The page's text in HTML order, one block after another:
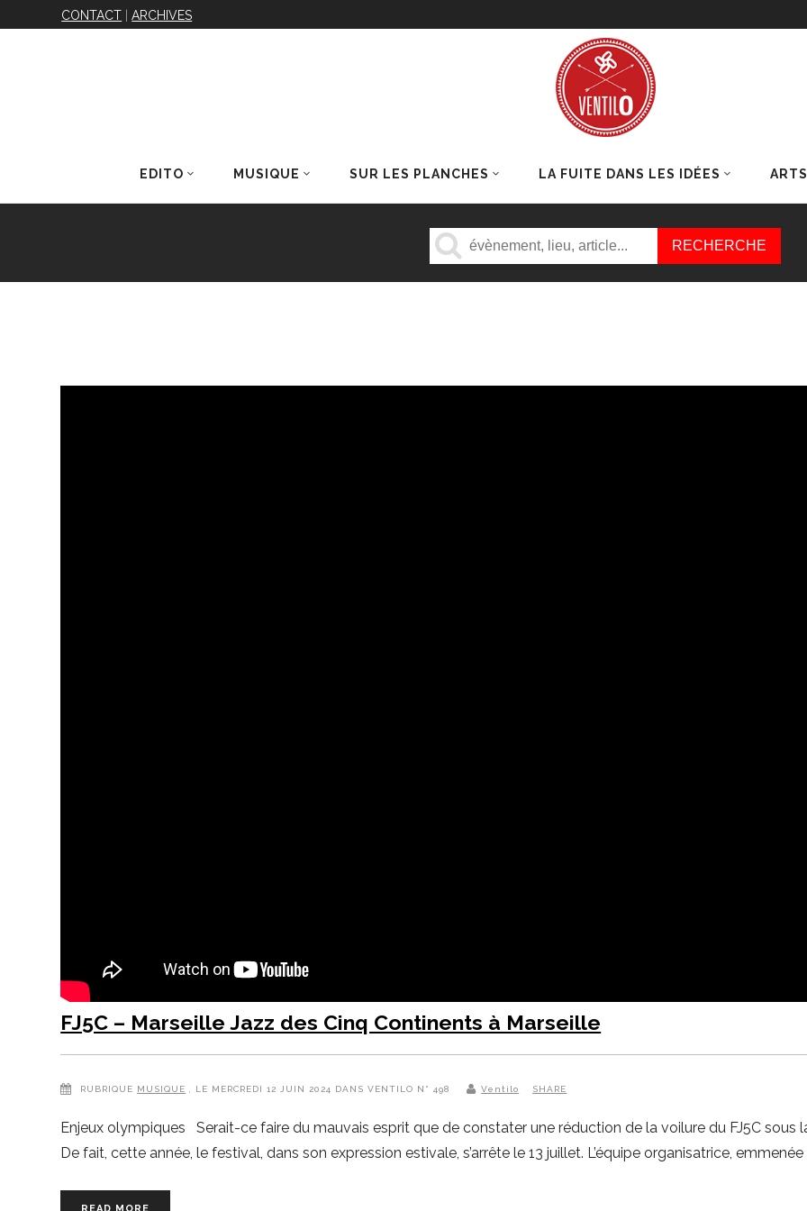
CONTACT |ARCHIVES
EDITO MUSIQUE SUR LES PLANCHES LA FUITE DANS LES IDÉES ARTS
FJ5C – Marseille Jazz des Cinq Continents à Marseille
RUBRIQUE MUSIQUE , LE MERCREDI 12 JUIN 2024 DANS VENTILO N° 498 Ventilo SHARE
Enjeux olympiques Serait-ce faire du mauvais esprit que de constater une réduction de la voilure du FJ5C sous
De fait, cette année, le festival, dans son expression estivale, s’arrête le 13 juillet. L’équipe organisatrice,